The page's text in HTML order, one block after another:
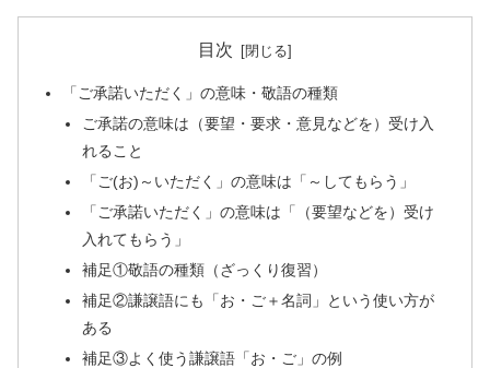
目次
「ご承諾いただく」の意味・敬語の種類
ご承諾の意味は（要望・要求・意見などを）受け入
れること
「ご(お)～いただく」の意味は「～してもらう」
「ご承諾いただく」の意味は「（要望などを）受け
入れてもらう」
補足①敬語の種類（ざっくり復習）
補足②謙譲語にも「お・ご＋名詞」という使い方が
ある
補足③よく使う謙譲語「お・ご」の例